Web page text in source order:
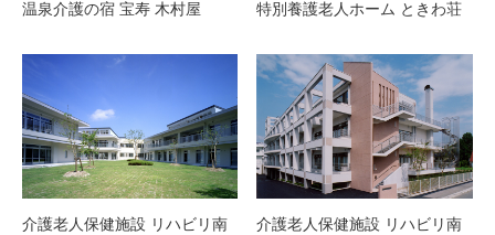
温泉介護の宿 宝寿 木村屋 特別養護老人ホーム ときわ荘
介護老人保健施設 リハビリ南
介護老人保健施設 リハビリ南